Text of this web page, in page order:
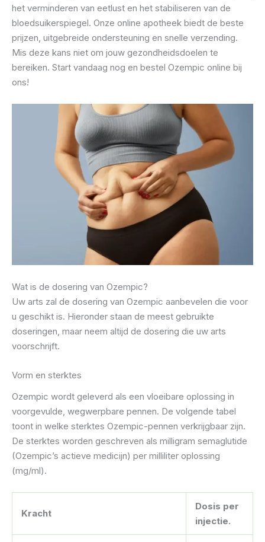
het verminderen van eetlust en het stabiliseren van de
bloedsuikerspiegel. Onze online apotheek biedt de beste
prijzen, uitgebreide ondersteuning en snelle verzending.
Mis deze kans niet om jouw gezondheidsdoelen te
bereiken. Start vandaag nog en bestel Ozempic online bij
ons!
Wat is de dosering van Ozempic?
Uw arts zal de dosering van Ozempic aanbevelen die voor
u geschikt is. Hieronder staan ​​de meest gebruikte
doseringen, maar neem altijd de dosering die uw arts
voorschrijft.
Vorm en sterktes
Ozempic wordt geleverd als een vloeibare oplossing in
voorgevulde, wegwerpbare pennen. De volgende tabel
toont in welke sterktes Ozempic-pennen verkrijgbaar zijn.
De sterktes worden geschreven als milligram semaglutide
(Ozempic’s actieve medicijn) per milliliter oplossing
(mg/ml).
Kracht
Dosis per
injectie.